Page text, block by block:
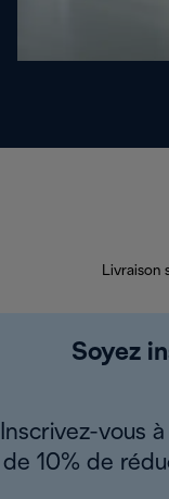
Livraison
Soyez
Inscrivez-vous
de 10% de